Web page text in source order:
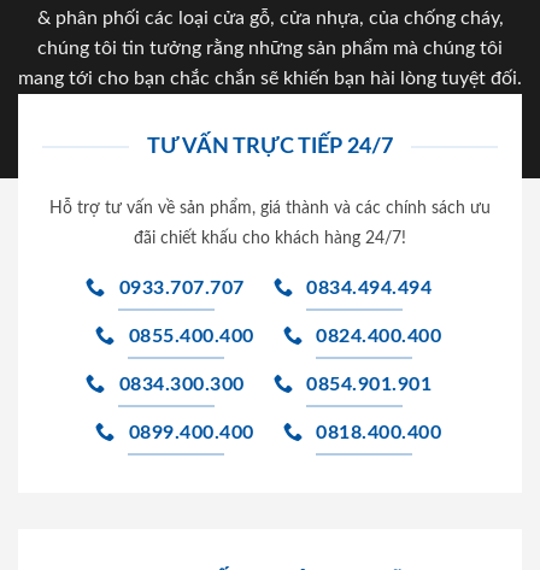
& phân phối các loại cửa gỗ, cửa nhựa, của chống cháy,
chúng tôi tin tưởng rằng những sản phẩm mà chúng tôi
mang tới cho bạn chắc chắn sẽ khiến bạn hài lòng tuyệt đối.
TƯ VẤN TRỰC TIẾP 24/7
Hỗ trợ tư vấn về sản phẩm, giá thành và các chính sách ưu
đãi chiết khấu cho khách hàng 24/7!
0933.707.707 0834.494.494
0855.400.400 0824.400.400
0834.300.300 0854.901.901
0899.400.400 0818.400.400